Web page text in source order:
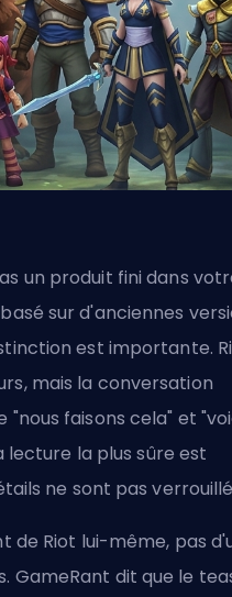
un produit fini dans
sur d'anciennes
est importante.
mais la conversation
faisons cela" et
lecture la plus sûre est
ne sont pas
de Riot lui-même, pas
GameRant dit que le